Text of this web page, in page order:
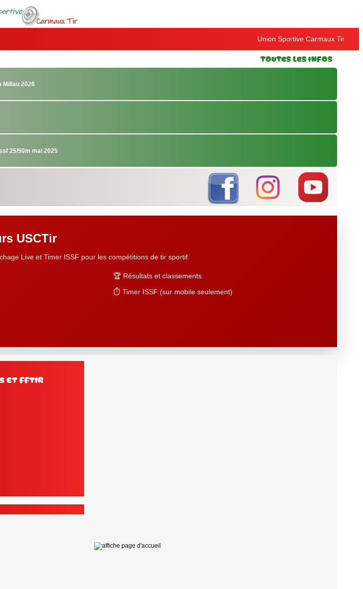
Union Sportive Carmaux Tir
Toutes les Infos
Millau 2026
25/50m mai 2025
USCTir
Live et Timer ISSF pour les compétitions de tir sportif.
🏆 Résultats et classements
⏱️ Timer ISSF (sur mobile seulement)
et FFtir